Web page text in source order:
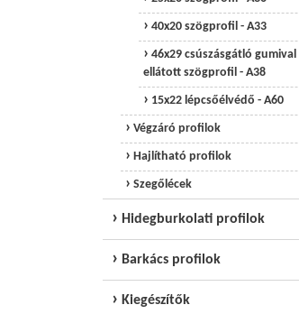
40x20 szögprofil - A33
46x29 csúszásgátló gumival
ellátott szögprofil - A38
15x22 lépcsőélvédő - A60
Végzáró profilok
Hajlítható profilok
Szegőlécek
Hidegburkolati profilok
Barkács profilok
Kiegészítők